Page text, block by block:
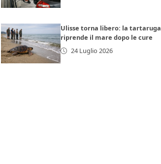
Ulisse torna libero: la tartaruga
riprende il mare dopo le cure
24 Luglio 2026